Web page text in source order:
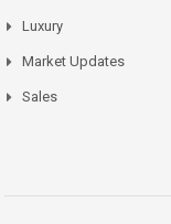
Luxury
Market Updates
Sales